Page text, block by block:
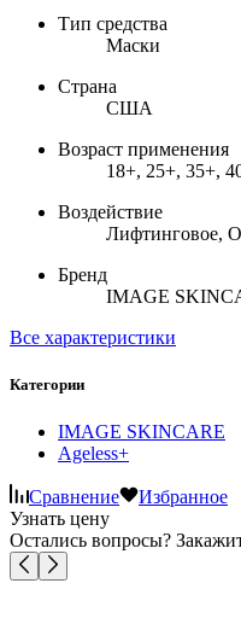
Тип средства
Маски
Страна
США
Возраст применения
18+, 25+, 35+,
Воздействие
Лифтинговое,
Бренд
IMAGE
Все характеристики
Категории
IMAGE SKINCARE
Ageless+
Сравнение
Избранное
Узнать цену
Остались вопросы?